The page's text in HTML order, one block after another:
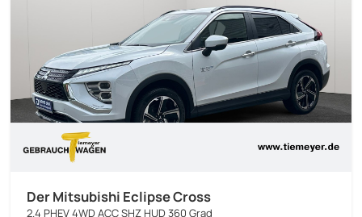
Der Mitsubishi Eclipse Cross
2.4 PHEV 4WD ACC SHZ HUD 360 Grad